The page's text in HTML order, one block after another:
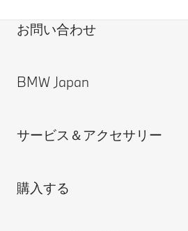
お問い合わせ
カスタマー・サポート＆お問い合わせ
見積依頼
ディーラー検索
BMW Japan
会社概要
BMW正規ディーラー採用情報
サービス＆アクセサリー
BMW Service
購入する